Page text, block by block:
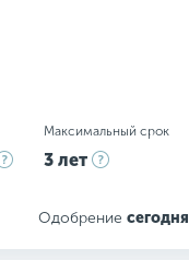
Максимальный срок
3 лет
Одобрение сегодня